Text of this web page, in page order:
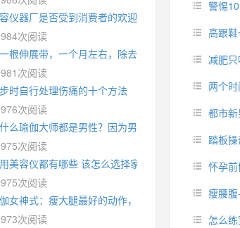
警惕
高跟
减肥
两个
都市
踏板
怀孕
瘦腰
怎么练
仪器厂是否受到消费者的欢迎
次阅读
根伸展带，一个月左右，除去了手臂拜拜肉，背也变
次阅读
时自行处理伤痛的十个方法
次阅读
么瑜伽大师都是男性？因为男权，让女性失去同等的
次阅读
美容仪都有哪些 该怎么选择家用美容仪
次阅读
女神式：瘦大腿最好的动作，没有之一，为什么你练
次阅读